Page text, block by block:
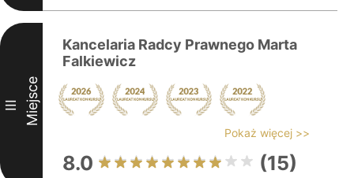
III Miejsce
Kancelaria Radcy Prawnego Marta
Falkiewicz
Pokaż więcej >>
8.0 (15)